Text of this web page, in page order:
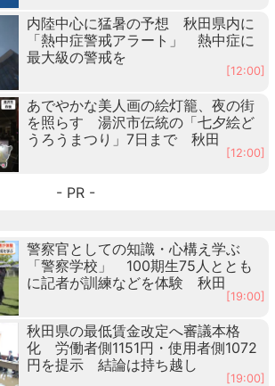
内陸中心に猛暑の予想 秋田県内に
「熱中症警戒アラート」 熱中症に
最大級の警戒を
[12:00]
あでやかな美人画の絵灯籠、夜の街
を照らす 湯沢市伝統の「七夕絵ど
うろうまつり」7日まで 秋田
[12:00]
- PR -
警察官としての知識・心構え学ぶ
「警察学校」 100期生75人ととも
に記者が訓練などを体験 秋田
[19:00]
秋田県の最低賃金改定へ審議本格
化 労働者側1151円・使用者側1072
円を提示 結論は持ち越し
[19:00]